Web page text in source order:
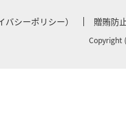
シーポリシー） 贈賄防
Copyright